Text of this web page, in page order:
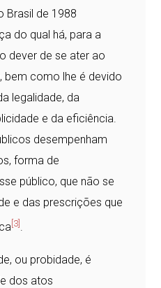
Brasil de 1988
do qual há, para a
dever de se ater ao
bem como lhe é devido
legalidade, da
e da eficiência.
desempenham
forma de
público, que não se
e das prescrições que
[3] .
ou probidade, é
dos atos